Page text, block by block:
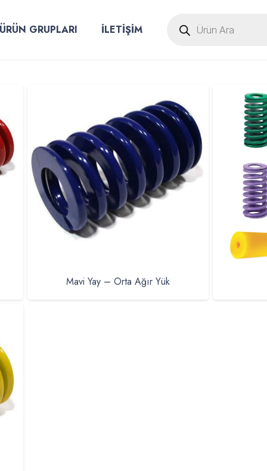
ÜRÜN GRUPLARI İLETİŞİM search
Mavi Yay – Orta Ağır Yük